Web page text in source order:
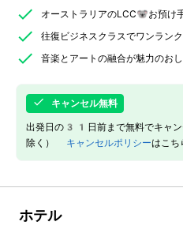
オーストラリアのLCC🐨お預
往復ビジネスクラスでワンラン
音楽とアートの融合が魅力のお
キャンセル無料
出発日の31日前まで無料でキャ
除く） キャンセルポリシーはこち
ホテル